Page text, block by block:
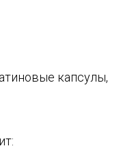
капсулы,